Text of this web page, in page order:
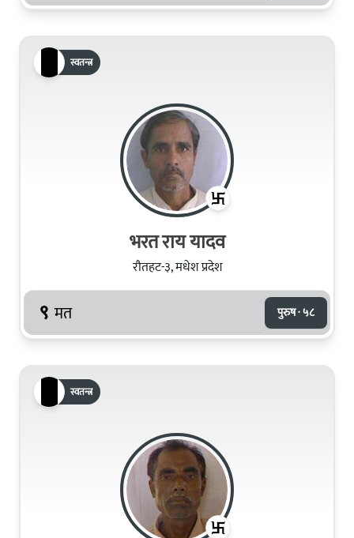
स्वतन्त्र
भरत राय यादव
रौतहट-३, मधेश प्रदेश
९ मत पुरुष · ५८
स्वतन्त्र